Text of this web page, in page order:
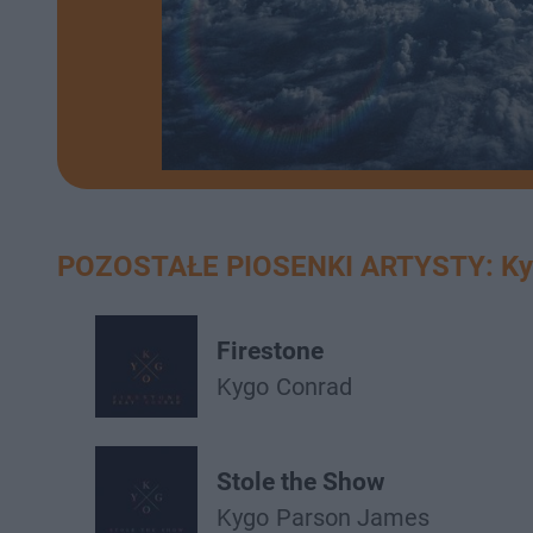
POZOSTAŁE PIOSENKI ARTYSTY:
Firestone
Kygo Conrad
Stole the Show
Kygo Parson James